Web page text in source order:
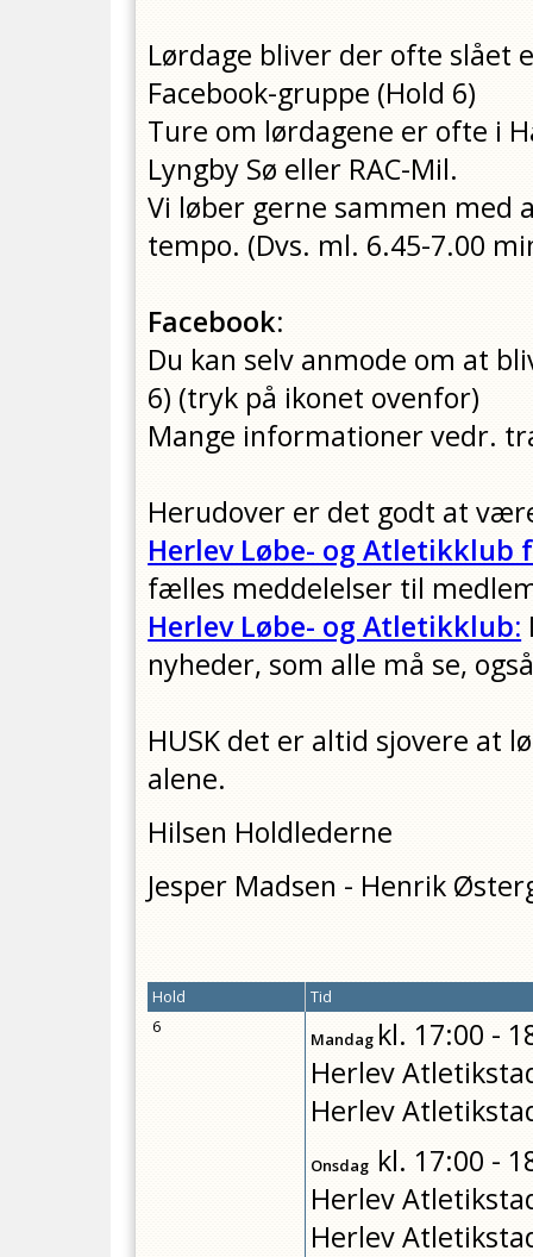
Lørdage bliver der ofte slået
Facebook-gruppe (Hold 6)
Ture om lørdagene er ofte i
Lyngby Sø eller RAC-Mil.
Vi løber gerne sammen med
tempo. (Dvs. ml. 6.45-7.00
Facebook:
Du kan selv anmode om at
6) (tryk på ikonet ovenfor)
Mange informationer vedr.
Herudover er det godt at
Herlev Løbe- og Atletikklub
fælles meddelelser til
Herlev Løbe- og Atletikklub:
nyheder, som alle må se,
HUSK det er altid sjovere at
alene.
Hilsen Holdlederne
Jesper Madsen - Henrik
Hold
Tid
6
Mandagkl. 17:00 -
Herlev
Herlev
Onsdag kl. 17:00 -
Herlev
Herlev